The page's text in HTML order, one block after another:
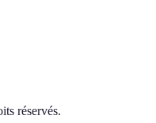
réservés.